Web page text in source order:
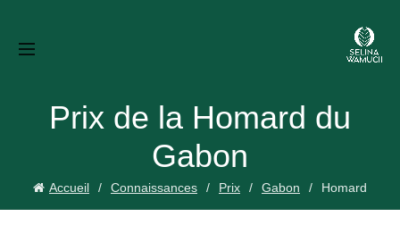
Prix de la Homard du
Gabon
Accueil Connaissances Prix Gabon Homard